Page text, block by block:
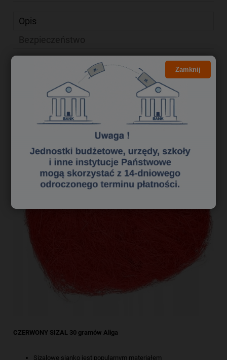
Opis
SIZAL K-009 czerwony 30g. ALIGA
CZERWONY SIZAL 30 gramów Aliga
Sizalowe sianko jest popularnym materiałem
Zamknij